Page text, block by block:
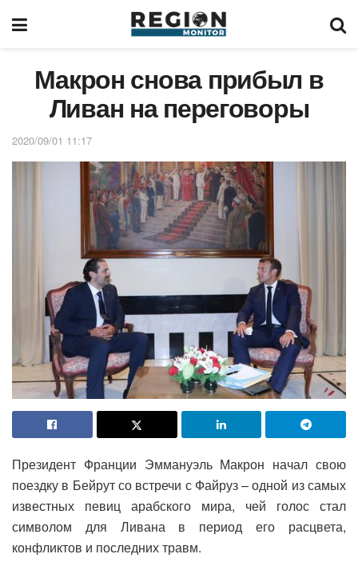
Макрон снова прибыл в
Ливан на переговоры
2020/09/01 11:17
Президент Франции Эммануэль Макрон начал свою
поездку в Бейрут со встречи с Файруз – одной из самых
известных певиц арабского мира, чей голос стал
символом для Ливана в период его расцвета,
конфликтов и последних травм.